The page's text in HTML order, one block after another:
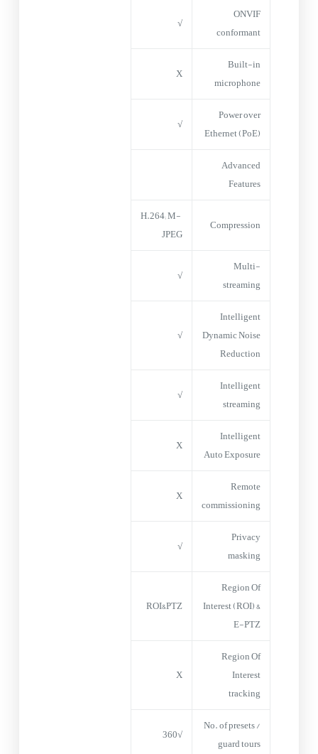
ONVIF
conformant
√
Built-in
microphone
X
Power over
Ethernet (PoE)
√
Advanced
Features
Compression
H.264; M-
JPEG
Multi-
streaming
√
Intelligent
Dynamic Noise
Reduction
√
Intelligent
streaming
√
Intelligent
Auto Exposure
X
Remote
commissioning
X
Privacy
masking
√
Region Of
Interest (ROI) &
E-PTZ
ROI&PTZ
Region Of
Interest
tracking
X
No. of presets /
guard tours
√360